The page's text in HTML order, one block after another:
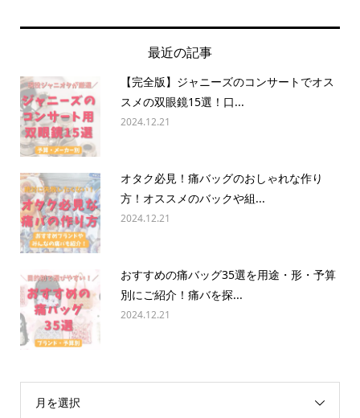
最近の記事
【完全版】ジャニーズのコンサートでオス
スメの双眼鏡15選！口...
2024.12.21
オタク必見！痛バッグのおしゃれな作り
方！オススメのバックや組...
2024.12.21
おすすめの痛バッグ35選を用途・形・予算
別にご紹介！痛バを探...
2024.12.21
月を選択